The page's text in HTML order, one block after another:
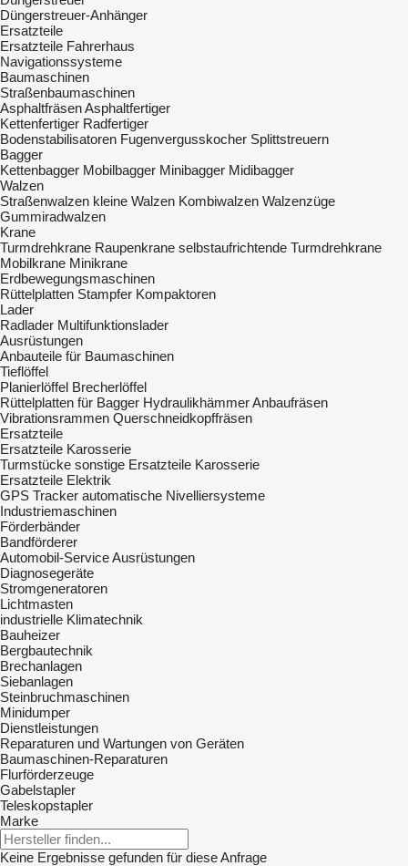
Düngerstreuer-Anhänger
Ersatzteile
Ersatzteile Fahrerhaus
Navigationssysteme
Baumaschinen
Straßenbaumaschinen
AsphaltfräsenAsphaltfertiger
Kettenfertiger Radfertiger
Bodenstabilisatoren Fugenvergusskocher Splittstreuern
Bagger
Kettenbagger Mobilbagger Minibagger Midibagger
Walzen
Straßenwalzen kleine Walzen Kombiwalzen Walzenzüge
Gummiradwalzen
Krane
Turmdrehkrane Raupenkrane selbstaufrichtende Turmdrehkrane
Mobilkrane Minikrane
Erdbewegungsmaschinen
Rüttelplatten Stampfer Kompaktoren
Lader
Radlader Multifunktionslader
Ausrüstungen
Anbauteile für Baumaschinen
Tieflöffel
Planierlöffel Brecherlöffel
Rüttelplatten für Bagger HydraulikhämmerAnbaufräsen
Vibrationsrammen Querschneidkopffräsen
Ersatzteile
Ersatzteile Karosserie
Turmstücke sonstige Ersatzteile Karosserie
Ersatzteile Elektrik
GPS Tracker automatische Nivelliersysteme
Industriemaschinen
Förderbänder
Bandförderer
Automobil-Service Ausrüstungen
Diagnosegeräte
Stromgeneratoren
Lichtmasten
industrielle Klimatechnik
Bauheizer
Bergbautechnik
Brechanlagen
Siebanlagen‎
Steinbruchmaschinen
Minidumper
Dienstleistungen
Reparaturen und Wartungen von Geräten
Baumaschinen-Reparaturen
Flurförderzeuge
Gabelstapler
Teleskopstapler
Marke
Keine Ergebnisse gefunden für diese Anfrage